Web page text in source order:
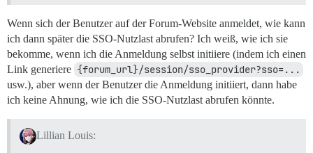
Wenn sich der Benutzer auf der Forum-Website anmeldet, wie kann
ich dann später die SSO-Nutzlast abrufen? Ich weiß, wie ich sie
bekomme, wenn ich die Anmeldung selbst initiiere (indem ich einen
Link generiere {forum_url}/session/sso_provider?sso=...
usw.), aber wenn der Benutzer die Anmeldung initiiert, dann habe
ich keine Ahnung, wie ich die SSO-Nutzlast abrufen könnte.
Lillian Louis: